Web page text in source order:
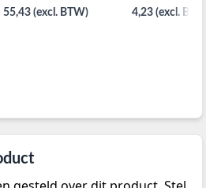
55,43 (excl. BTW)
4,23 (excl.